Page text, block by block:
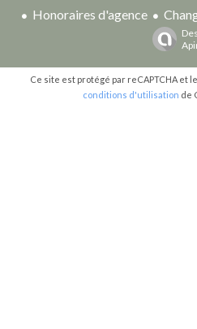
Honoraires d'agence
Ce site est protégé par reCAPTCHA et
conditions d'utilisation de